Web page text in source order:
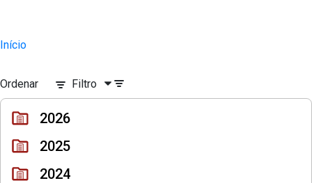
Início
Ordenar Filtro
2026
2025
2024